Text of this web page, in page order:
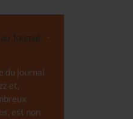
Journal
du journal
et,
est non